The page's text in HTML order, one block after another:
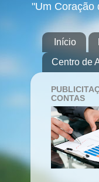
"Um Coração
Início
Centro de
CONTAS